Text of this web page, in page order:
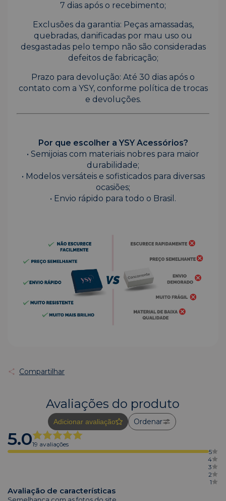
7 dias após o recebimento;
Exclusões da garantia: Peças amassadas,
quebradas, danificadas por mau uso ou
desgastadas pelo tempo não são consideradas
defeitos de fabricação;
Prazo para devolução: Até 30 dias após o
contato com a YSY, conforme política de trocas
e devoluções.
Por que escolher a YSY Acessórios?
• Semijoias com materiais nobres para maior
durabilidade;
• Modelos versáteis e sofisticados para diversas
ocasiões;
• Envio rápido para todo o Brasil.
Compartilhar
Avaliações do produto
Adicionar avaliação Ordenar
5.019 avaliações
5
4
3
2
1
Avaliação de características
Semelhança com as fotos do site